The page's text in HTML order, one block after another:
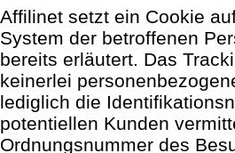
Affilinet setzt ein Cookie
System der betroffenen
bereits erläutert. Das
keinerlei
lediglich die
potentiellen Kunden
Ordnungsnummer des